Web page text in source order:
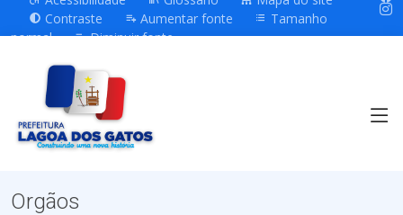
Contraste
Aumentar fonte
Tamanho
normal
Diminuir fonte
Orgãos